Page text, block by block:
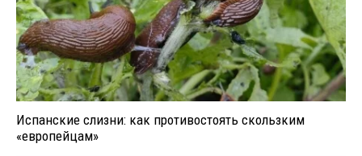
Испанские слизни: как противостоять скользким
«европейцам»